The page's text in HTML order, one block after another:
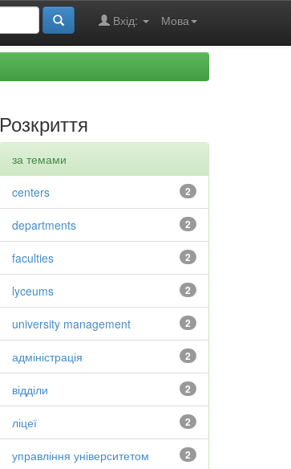
Мова
Вхід:
Розкриття
за темами
2
centers
2
departments
2
faculties
2
lyceums
2
university management
2
адміністрація
2
відділи
2
ліцеї
2
управління університетом